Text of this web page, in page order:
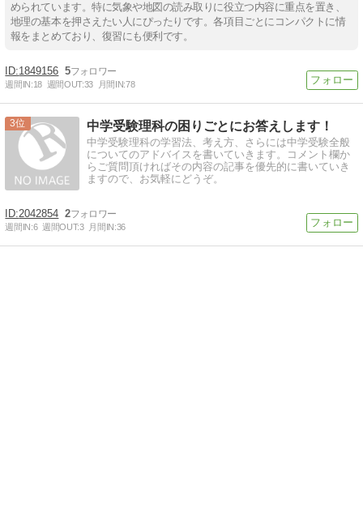
められています。特に気象や地図の読み取りに役立つ内容に重点を置き、
地理の基本を押さえたい人にぴったりです。各項目ごとにコンパクトに情
報をまとめており、復習にも便利です。
1849156 5
週間IN:18 週間OUT:33 月間IN:78
3 中学受験理科の困りごとにお答えします！
中学受験理科の学習法、考え方、さらには中学受験全般
についてのアドバイスを書いていきます。コメント欄か
らご質問頂ければその内容の記事を優先的に書いていき
ますので、お気軽にどうぞ。
2042854 2
週間IN:6 週間OUT:3 月間IN:36